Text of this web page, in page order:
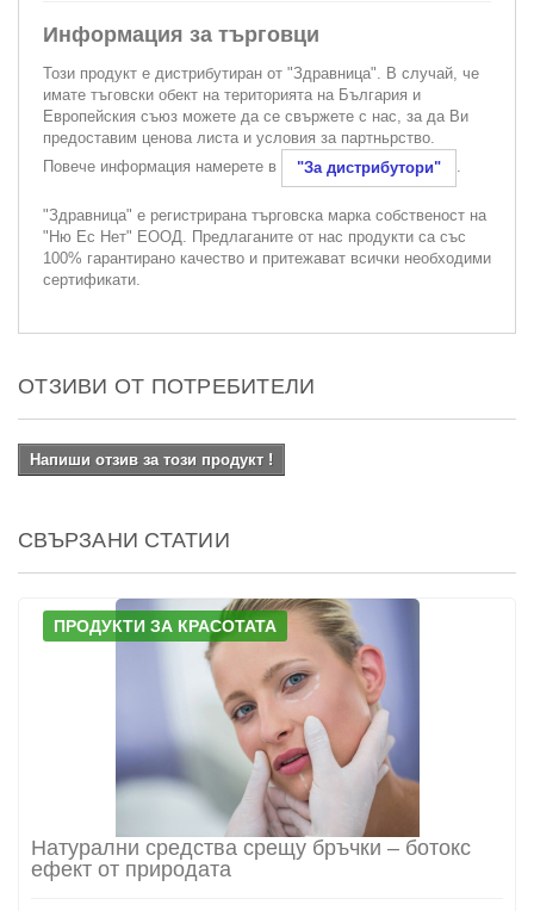
Информация за търговци
Този продукт е дистрибутиран от "Здравница". В случай, че
имате тъговски обект на територията на България и
Европейския съюз можете да се свържете с нас, за да Ви
предоставим ценова листа и условия за партньрство.
Повече информация намерете в
"За дистрибутори" .
"Здравница" е регистрирана търговска марка собственост на
"Ню Ес Нет" ЕООД. Предлаганите от нас продукти са със
100% гарантирано качество и притежават всички необходими
сертификати.
ОТЗИВИ ОТ ПОТРЕБИТЕЛИ
Напиши отзив за този продукт !
СВЪРЗАНИ СТАТИИ
ПРОДУКТИ ЗА КРАСОТАТА
Натурални средства срещу бръчки – ботокс
ефект от природата